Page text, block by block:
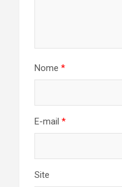
Nome *
E-mail *
Site